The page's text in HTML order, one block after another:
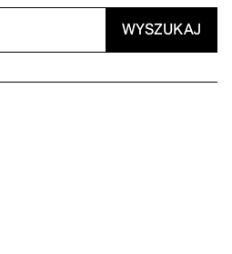
WYSZUKAJ